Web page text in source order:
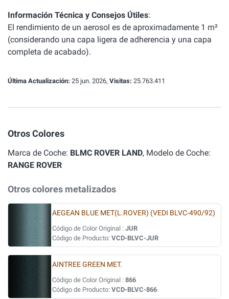
Información Técnica y Consejos Útiles:
El rendimiento de un aerosol es de aproximadamente 1 m²
(considerando una capa ligera de adherencia y una capa
completa de acabado).
Última Actualización: 25 jun. 2026, Visitas: 25.763.411
Otros Colores
Marca de Coche: BLMC ROVER LAND, Modelo de Coche:
RANGE ROVER
Otros colores metalizados
AEGEAN BLUE MET(L.ROVER) (VEDI BLVC-490/92)
Código de Color Original : JUR
Código de Producto: VCD-BLVC-JUR
AINTREE GREEN MET.
Código de Color Original : 866
Código de Producto: VCD-BLVC-866